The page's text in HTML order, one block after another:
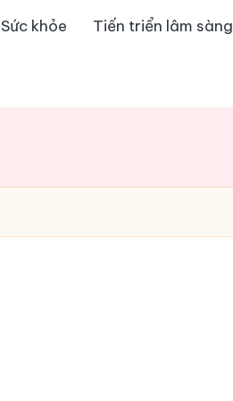
Sức khỏe Tiến triển lâm sàng